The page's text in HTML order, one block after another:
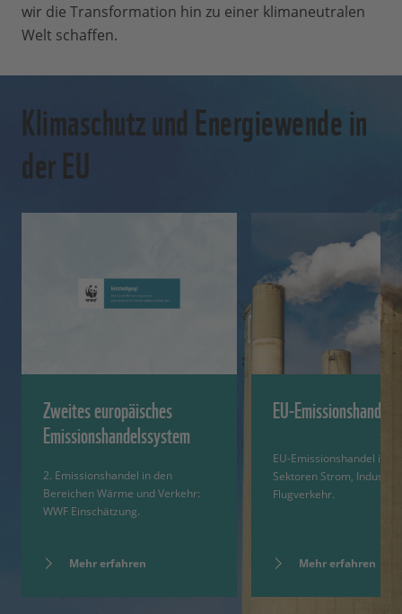
wir die Transformation hin zu einer klimaneutralen
Welt schaffen.
Klimaschutz und Energiewende in
der EU
Zweites europäisches
Emissionshandelssystem
2. Emissionshandel in den
Bereichen Wärme und Verkehr:
WWF Einschätzung.
Mehr erfahren
EU-Emissionshandel
EU-Emissionshandel in
Sektoren Strom,
Flugverkehr.
Mehr erfahren